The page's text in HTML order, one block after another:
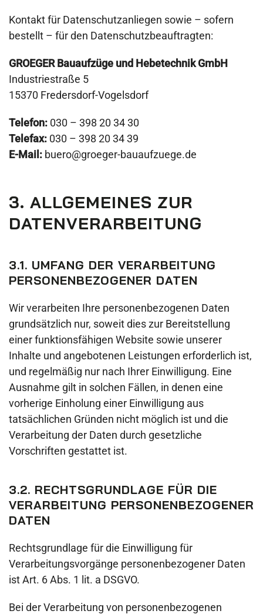
Kontakt für Datenschutzanliegen sowie – sofern
bestellt – für den Datenschutzbeauftragten:
GROEGER Bauaufzüge und Hebetechnik GmbH
Industriestraße 5
15370 Fredersdorf-Vogelsdorf
Telefon: 030 – 398 20 34 30
Telefax: 030 – 398 20 34 39
E-Mail: buero@groeger-bauaufzuege.de
3. ALLGEMEINES ZUR
DATENVERARBEITUNG
3.1. UMFANG DER VERARBEITUNG
PERSONENBEZOGENER DATEN
Wir verarbeiten Ihre personenbezogenen Daten
grundsätzlich nur, soweit dies zur Bereitstellung
einer funktionsfähigen Website sowie unserer
Inhalte und angebotenen Leistungen erforderlich ist,
und regelmäßig nur nach Ihrer Einwilligung. Eine
Ausnahme gilt in solchen Fällen, in denen eine
vorherige Einholung einer Einwilligung aus
tatsächlichen Gründen nicht möglich ist und die
Verarbeitung der Daten durch gesetzliche
Vorschriften gestattet ist.
3.2. RECHTSGRUNDLAGE FÜR DIE
VERARBEITUNG PERSONENBEZOGENER
DATEN
Rechtsgrundlage für die Einwilligung für
Verarbeitungsvorgänge personenbezogener Daten
ist Art. 6 Abs. 1 lit. a DSGVO.
Bei der Verarbeitung von personenbezogenen